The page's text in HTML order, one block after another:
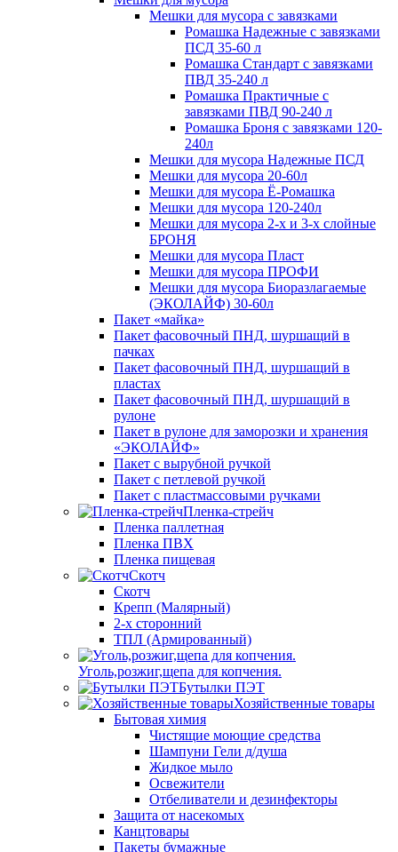
Мешки для мусора с завязками
Ромашка Надежные с завязками
ПСД 35-60 л
Ромашка Стандарт с завязками
ПВД 35-240 л
Ромашка Практичные с
завязками ПВД 90-240 л
Ромашка Броня с завязками 120-
240л
Мешки для мусора Надежные ПСД
Мешки для мусора 20-60л
Мешки для мусора Ё-Ромашка
Мешки для мусора 120-240л
Мешки для мусора 2-х и 3-х слойные
БРОНЯ
Мешки для мусора Пласт
Мешки для мусора ПРОФИ
Мешки для мусора Биоразлагаемые
(ЭКОЛАЙФ) 30-60л
Пакет «майка»
Пакет фасовочный ПНД, шуршащий в
пачках
Пакет фасовочный ПНД, шуршащий в
пластах
Пакет фасовочный ПНД, шуршащий в
рулоне
Пакет в рулоне для заморозки и хранения
«ЭКОЛАЙФ»
Пакет с вырубной ручкой
Пакет с петлевой ручкой
Пакет с пластмассовыми ручками
Пленка-стрейч
Пленка паллетная
Пленка ПВХ
Пленка пищевая
Скотч
Скотч
Крепп (Малярный)
2-х сторонний
ТПЛ (Армированный)
Уголь,розжиг,щепа для копчения.
Бутылки ПЭТ
Хозяйственные товары
Бытовая химия
Чистящие моющие средства
Шампуни Гели д/душа
Жидкое мыло
Освежители
Отбеливатели и дезинфекторы
Защита от насекомых
Канцтовары
Пакеты бумажные